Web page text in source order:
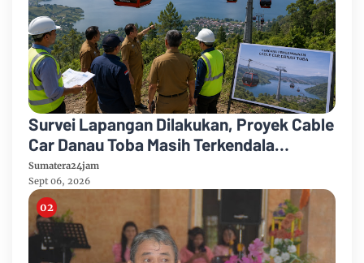
Survei Lapangan Dilakukan, Proyek Cable
Car Danau Toba Masih Terkendala
Pembebasan BPHTB di Sebagian Lahan
Sumatera24jam
Sept 06, 2026